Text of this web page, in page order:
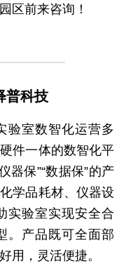
区前来咨询！
普科技
验室数智化运营多
件一体的数智化平
器保”“数据保”的产
学品耗材、仪器设
实验室实现安全合
。产品既可全面部
用，灵活便捷。